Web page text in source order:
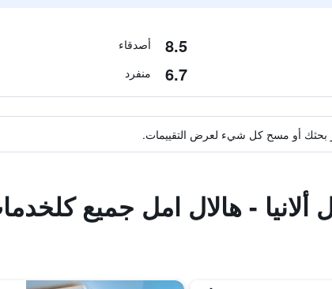
8.5 أصدقاء
6.7 منفرد
بحثك أو مسح كل شيء لعرض التقييمات.
ألانيا - هالال امل جميع